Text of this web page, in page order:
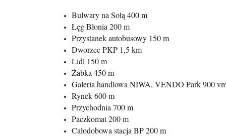
Bulwary na Sołą 400 m
Łęg Błonia 200 m
Przystanek autobusowy 150 m
Dworzec PKP 1,5 km
Lidl 150 m
Żabka 450 m
Galeria handlowa NIWA, VENDO Park 900
Rynek 600 m
Przychodnia 700 m
Paczkomat 200 m
Całodobowa stacja BP 200 m